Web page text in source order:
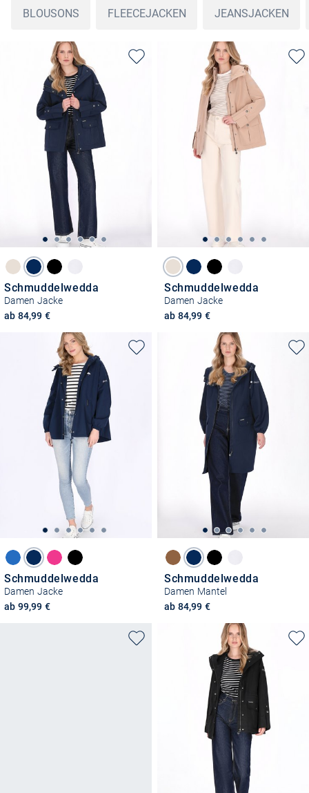
BLOUSONS FLEECEJACKEN JEANSJACKEN
Schmuddelwedda
Damen Jacke
ab 84,99 €
Schmuddelwedda
Damen Jacke
ab 84,99 €
Schmuddelwedda
Damen Jacke
ab 99,99 €
Schmuddelwedda
Damen Mantel
ab 84,99 €